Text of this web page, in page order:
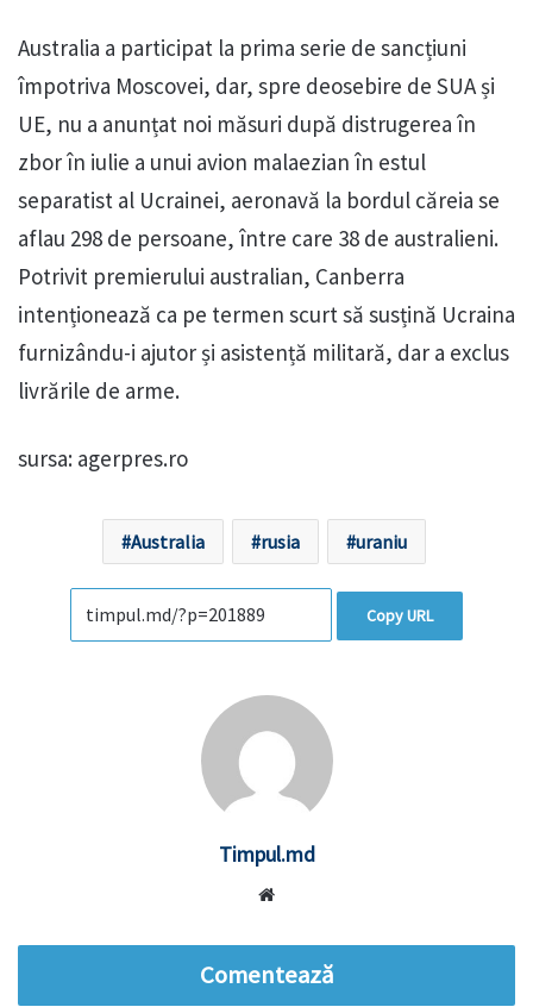
Australia a participat la prima serie de sancțiuni
împotriva Moscovei, dar, spre deosebire de SUA și
UE, nu a anunțat noi măsuri după distrugerea în
zbor în iulie a unui avion malaezian în estul
separatist al Ucrainei, aeronavă la bordul căreia se
aflau 298 de persoane, între care 38 de australieni.
Potrivit premierului australian, Canberra
intenționează ca pe termen scurt să susțină Ucraina
furnizându-i ajutor și asistență militară, dar a exclus
livrările de arme.
sursa: agerpres.ro
Australia rusia uraniu
Copy URL
Timpul.md
Comentează